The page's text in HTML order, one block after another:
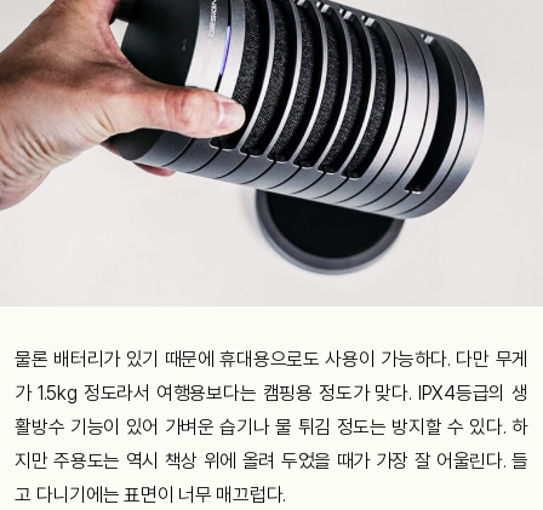
물론 배터리가 있기 때문에 휴대용으로도 사용이 가능하다. 다만 무게
가 1.5kg 정도라서 여행용보다는 캠핑용 정도가 맞다. IPX4등급의 생
활방수 기능이 있어 가벼운 습기나 물 튀김 정도는 방지할 수 있다. 하
지만 주용도는 역시 책상 위에 올려 두었을 때가 가장 잘 어울린다. 들
고 다니기에는 표면이 너무 매끄럽다.